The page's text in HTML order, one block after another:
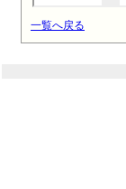
一覧へ戻る